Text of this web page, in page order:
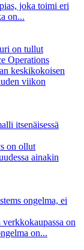
joka toimi eri
on...
on tullut
Operations
keskikokoisen
viikon
itsenäisessä
on ollut
ainakin
ongelma, ei
on
on...